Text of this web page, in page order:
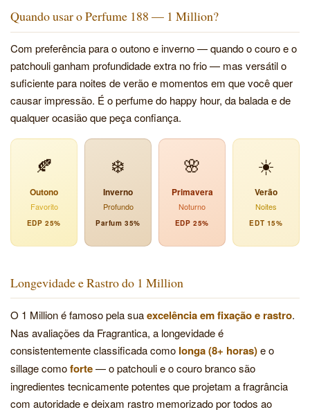
Quando usar o Perfume 188 — 1 Million?
Com preferência para o outono e inverno — quando o couro e o
patchouli ganham profundidade extra no frio — mas versátil o
suficiente para noites de verão e momentos em que você quer
causar impressão. É o perfume do happy hour, da balada e de
qualquer ocasião que peça confiança.
🍂
Outono
Favorito
EDP 25%
❄️
Inverno
Profundo
Parfum 35%
🌸
Primavera
Noturno
EDP 25%
☀️
Verão
Noites
EDT 15%
Longevidade e Rastro do 1 Million
O 1 Million é famoso pela suaexcelência em fixação e rastro.
Nas avaliações da Fragrantica, a longevidade é
consistentemente classificada como longa (8+ horas)e o
sillage comoforte— o patchouli e o couro branco são
ingredientes tecnicamente potentes que projetam a fragrância
com autoridade e deixam rastro memorizado por todos ao